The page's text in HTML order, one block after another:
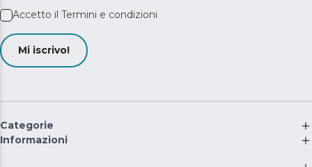
Accetto il Termini e condizioni
Mi iscrivo!
Categorie
Informazioni